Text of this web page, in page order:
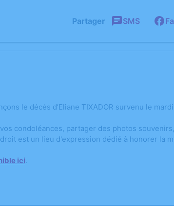
Partager SMS
le décès d’Eliane TIXADOR survenu le
condoléances, partager des photos
est un lieu d'expression dédié à honorer la
ici.